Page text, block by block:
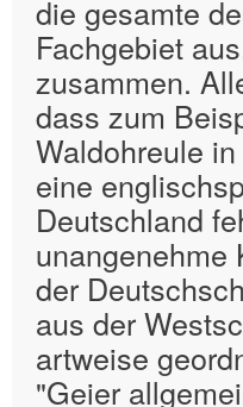
die gesamte
Fachgebiet
zusammen.
dass zum
Waldohreule
eine
Deutschland
unangenehme
der
aus der
artweise
"Geier